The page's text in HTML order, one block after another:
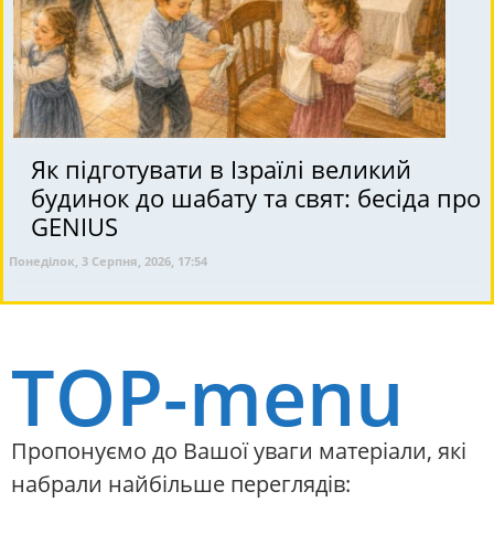
Як підготувати в Ізраїлі великий
будинок до шабату та свят: бесіда про
GENIUS
Понеділок, 3 Серпня, 2026, 17:54
TOP-menu
Пропонуємо до Вашої уваги матеріали, які
набрали найбільше переглядів: